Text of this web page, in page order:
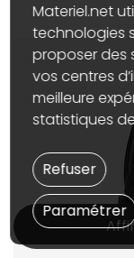
Materiel.net
technologies
proposer des
vos centres
meilleure
statistiques
Paramétrer
Refuser